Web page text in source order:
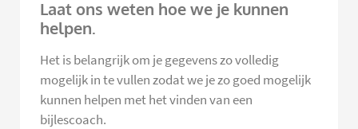
Laat ons weten hoe we je kunnen
helpen.
Het is belangrijk om je gegevens zo volledig
mogelijk in te vullen zodat we je zo goed mogelijk
kunnen helpen met het vinden van een
bijlescoach.